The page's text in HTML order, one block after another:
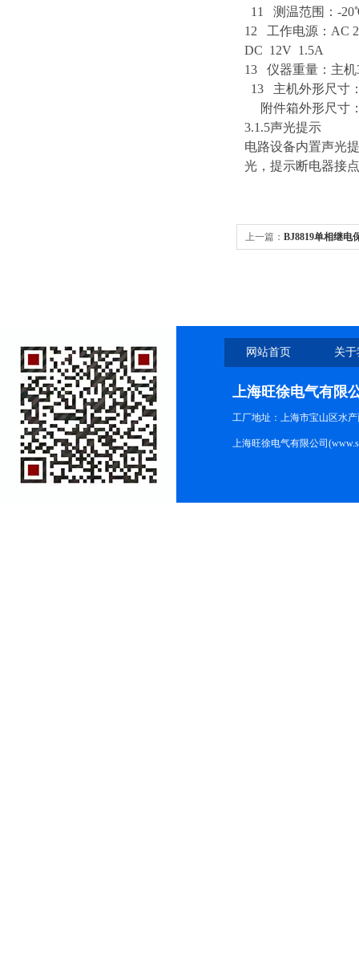
11 测温范围：-
12 工作电源：AC
DC 12V 1.5A
13 仪器重量：主机
13 主机外形尺寸
附件箱外形尺寸：
3.1.5声光提示
电路设备内置声光
光，提示断电器接
上一篇： BJ8819单相继电
网站首页 关
上海旺徐电气有限
工厂地址：上海市宝山区水产
上海旺徐电气有限公司